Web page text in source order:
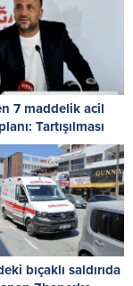
7 maddelik acil
Tartışılması
kimliği değil,
çöküşüdür!
bıçaklı saldırıda